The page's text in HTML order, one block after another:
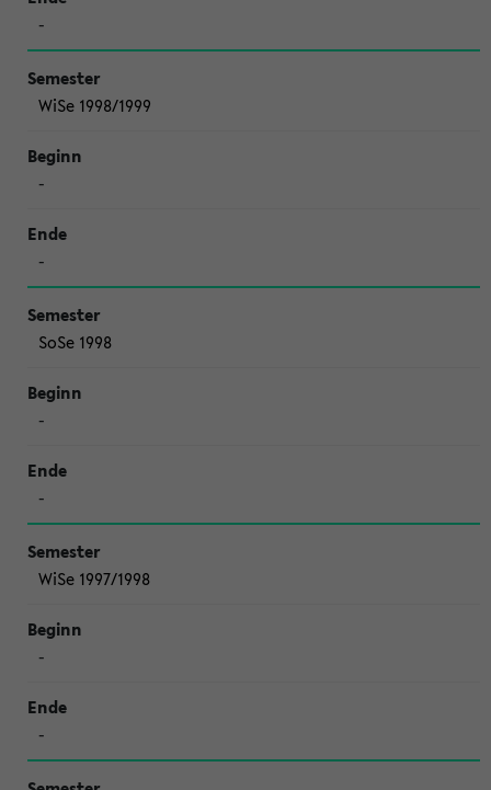
-
WiSe 1998/1999
-
-
SoSe 1998
-
-
WiSe 1997/1998
-
-